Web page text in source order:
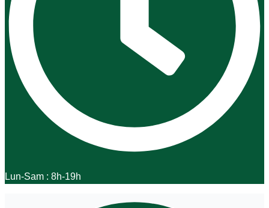
Lun-Sam : 8h-19h